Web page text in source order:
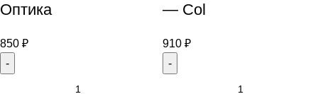
Оптика
850 ₽
— Col
910 ₽